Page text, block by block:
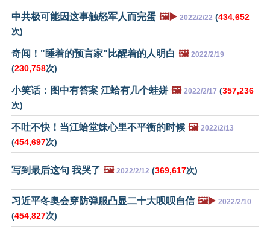
中共极可能因这事触怒军人而完蛋 🖼️▶️ 2022/2/22 (434,652
次)
奇闻！"睡着的预言家"比醒着的人明白 🖼️ 2022/2/19
(230,758次)
小笑话：图中有答案 江蛤有几个蛙姘 🖼️ 2022/2/17 (357,236
次)
不吐不快！当江蛤堂妹心里不平衡的时候 🖼️ 2022/2/13
(454,697次)
写到最后这句 我哭了 🖼️ 2022/2/12 (369,617次)
习近平冬奥会穿防弹服凸显二十大呗呗自信 🖼️▶️ 2022/2/10
(454,827次)